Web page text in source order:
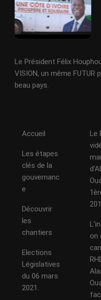
Le Président Félix
VISION, un même
beau pays.
Accueil
Les étapes
clés de la
gouvernanc
e
Découvrir
les
chantiers
Elections
Législatives
du 06 mars
2021.
Le
on